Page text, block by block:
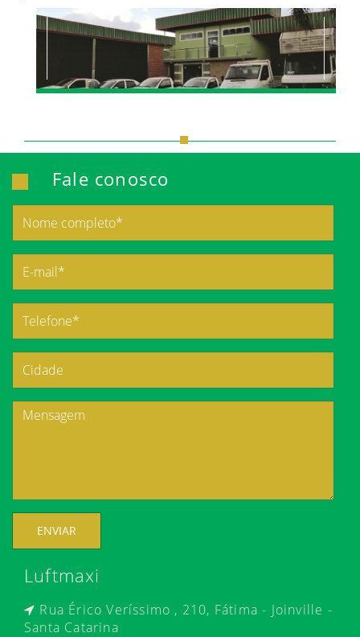
Fale conosco
ENVIAR
Luftmaxi
Rua Érico Veríssimo , 210, Fátima - Joinville -
Santa Catarina